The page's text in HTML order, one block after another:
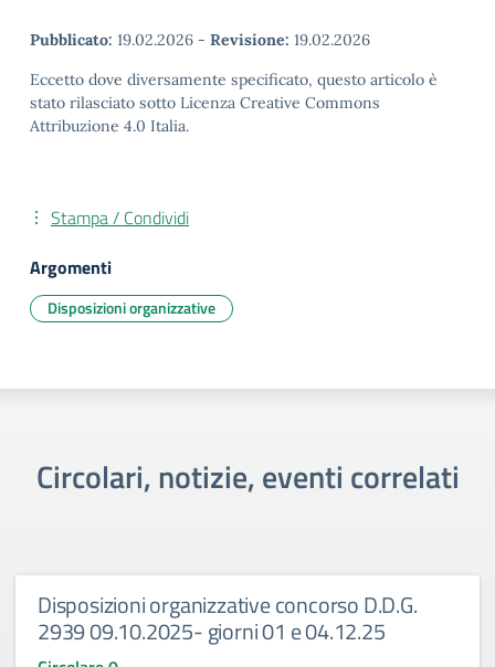
Pubblicato: 19.02.2026 - Revisione: 19.02.2026
Eccetto dove diversamente specificato, questo articolo è
stato rilasciato sotto Licenza Creative Commons
Attribuzione 4.0 Italia.
Stampa / Condividi
Argomenti
Disposizioni organizzative
Circolari, notizie, eventi correlati
concorso D.D.G.
01 e 04.12.25
Disposizioni
2938